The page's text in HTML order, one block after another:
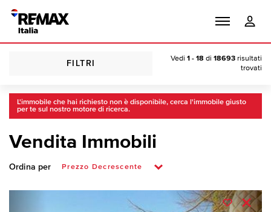
FILTRI
Vedi 1 - 18 di 18693 risultati
trovati
L'immobile che hai richiesto non è disponibile, cerca l'immobile giusto
per te sul nostro motore di ricerca.
Vendita Immobili
Ordina per